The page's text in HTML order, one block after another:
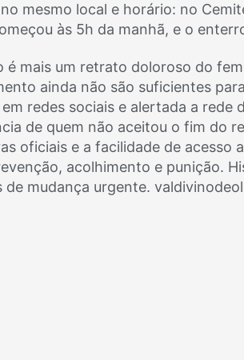
mesmo local e horário: no
às 5h da manhã, e o
é mais um retrato doloroso do
ainda não são suficientes
redes sociais e alertada a rede
de quem não aceitou o fim do
oficiais e a facilidade de acesso
acolhimento e punição.
de mudança urgente.